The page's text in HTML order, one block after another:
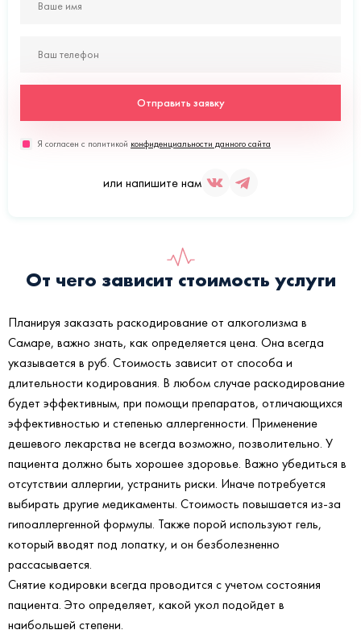
Отправить заявку
Я согласен с политикой конфиденциальности данного сайта
или напишите нам
От чего зависит стоимость услуги
Планируя заказать раскодирование от алкоголизма в
Самаре, важно знать, как определяется цена. Она всегда
указывается в руб. Стоимость зависит от способа и
длительности кодирования. В любом случае раскодирование
будет эффективным, при помощи препаратов, отличающихся
эффективностью и степенью аллергенности. Применение
дешевого лекарства не всегда возможно, позволительно. У
пациента должно быть хорошее здоровье. Важно убедиться в
отсутствии аллергии, устранить риски. Иначе потребуется
выбирать другие медикаменты. Стоимость повышается из-за
гипоаллергенной формулы. Также порой используют гель,
который вводят под лопатку, и он безболезненно
рассасывается.
Снятие кодировки всегда проводится с учетом состояния
пациента. Это определяет, какой укол подойдет в
наибольшей степени.